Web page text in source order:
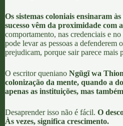
Os sistemas coloniais ensinaram
sucesso vêm da proximidade com
comportamento, nas credenciais e
pode levar as pessoas a defenderem
prejudicam, porque sair parece mais
O escritor queniano Ngũgĩ wa
colonização da mente, quando a
apenas as instituições, mas
Desaprender isso não é fácil. O
Às vezes, significa crescimento.